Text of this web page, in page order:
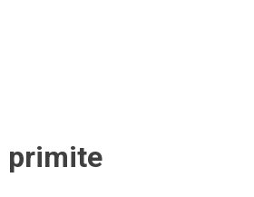
primite